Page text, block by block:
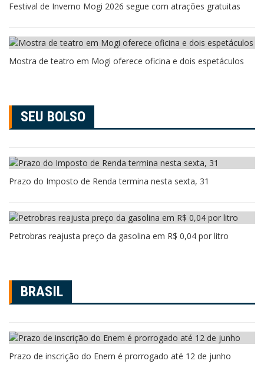
Festival de Inverno Mogi 2026 segue com atrações gratuitas
Mostra de teatro em Mogi oferece oficina e dois espetáculos
SEU BOLSO
Prazo do Imposto de Renda termina nesta sexta, 31
Petrobras reajusta preço da gasolina em R$ 0,04 por litro
BRASIL
Prazo de inscrição do Enem é prorrogado até 12 de junho